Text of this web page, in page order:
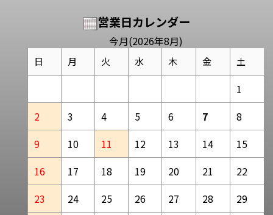
営業日カレンダー
今月(2026年8月)
日 月 火 水 木 金 土
1
2
3 4 5 6 7
8
9
10 11 12 13 14
15
16
17 18 19 20 21
22
23
24 25 26 27 28
29